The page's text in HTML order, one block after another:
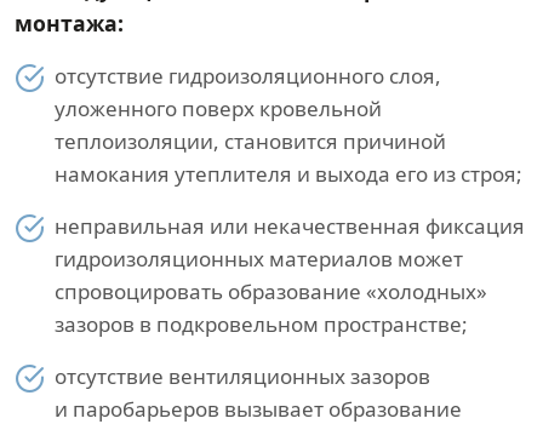
монтажа:
отсутствие гидроизоляционного слоя,
уложенного поверх кровельной
теплоизоляции, становится причиной
намокания утеплителя и выхода его из строя;
неправильная или некачественная фиксация
гидроизоляционных материалов может
спровоцировать образование «холодных»
зазоров в подкровельном пространстве;
отсутствие вентиляционных зазоров
и паробарьеров вызывает образование